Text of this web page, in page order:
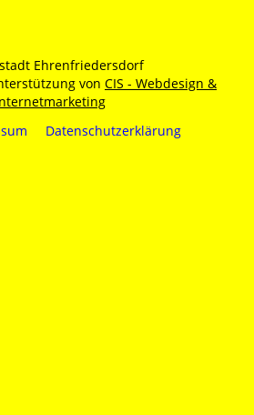
Ehrenfriedersdorf
von CIS - Webdesign &
Datenschutzerklärung